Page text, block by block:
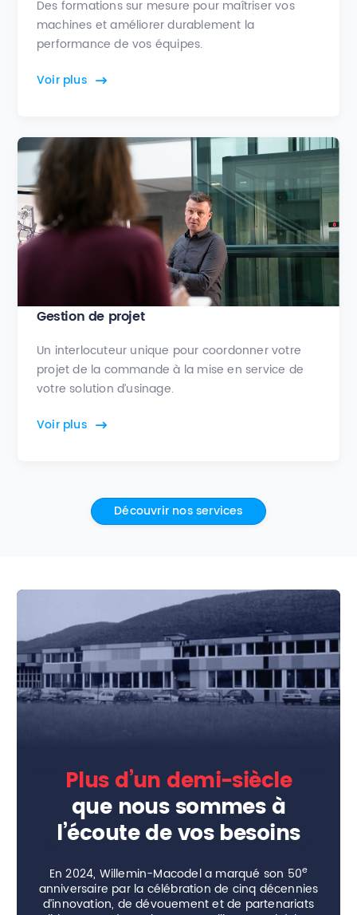
Des formations sur mesure pour maîtriser vos
machines et améliorer durablement la
performance de vos équipes.
Voir plus
Gestion de projet
Un interlocuteur unique pour coordonner votre
projet de la commande à la mise en service de
votre solution d’usinage.
Voir plus
Découvrir nos services
Plus d’un demi-siècle
que nous sommes à
l’écoute de vos besoins
En 2024, Willemin-Macodel a marqué son 50e
anniversaire par la célébration de cinq décennies
d’innovation, de dévouement et de partenariats